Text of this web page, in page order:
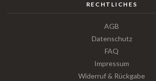
RECHTLICHES
AGB
Datenschutz
FAQ
Impressum
Widerruf & Rückgabe